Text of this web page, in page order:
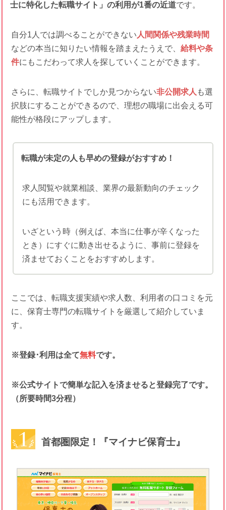
士に特化した転職サイト」の利用が1番の近道です。
自分1人では調べることができない 人間関係や残業時間
などの本当に知りたい情報を踏まえたうえで、 給料や条
件にもこだわって求人を探していくことができます。
さらに、転職サイトでしか見つからない非公開求人 も選
択肢にすることができるので、理想の職場に出会える可
能性が格段にアップします。
転職が未定の人も早めの登録がおすすめ！
求人閲覧や就業相談、業界の最新動向のチェック
にも活用できます。
いざという時（例えば、本当に仕事が辛くなった
とき）にすぐに動き出せるように、事前に登録を
済ませておくことをおすすめします。
ここでは、転職支援実績や求人数、利用者の口コミを元
に、保育士専門の転職サイトを厳選して紹介していま
す。
※登録･利用は全て無料です。
※公式サイトで簡単な記入を済ませると登録完了です。
（所要時間3分程）
首都圏限定！『マイナビ保育士』